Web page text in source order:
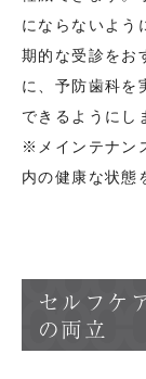
にならないよう
期的な受診をお
に、予防歯科を
できるようにし
※メインテナン
内の健康な状態
セルフケ
の両立